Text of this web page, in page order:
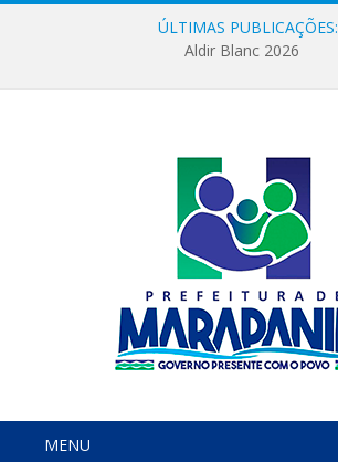
ÚLTIMAS PUBLICAÇÕES:
Aldir Blanc 2026
MENU